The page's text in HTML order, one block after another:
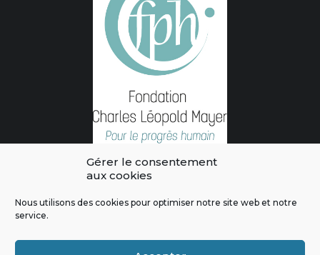
Gérer le consentement
aux cookies
Nous utilisons des cookies pour optimiser notre site web et notre
service.
L'intégralité des contenus de ce site sont publiés sous licence